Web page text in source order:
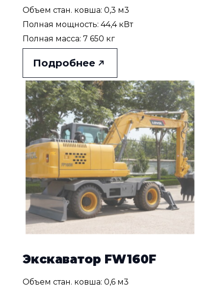
Объем стан. ковша: 0,3 м3
Полная мощность: 44,4 кВт
Полная масса: 7 650 кг
Подробнее
Экскаватор FW160F
Объем стан. ковша: 0,6 м3